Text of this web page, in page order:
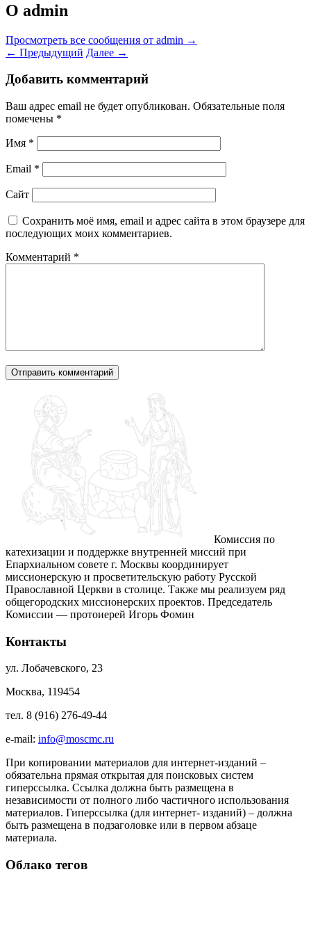
О admin
Просмотреть все сообщения от admin →
← Предыдущий Далее →
Добавить комментарий
Ваш адрес email не будет опубликован. Обязательные поля
помечены *
Имя *
Email *
Сайт
Сохранить моё имя, email и адрес сайта в этом браузере для
последующих моих комментариев.
Комментарий *
Комиссия по
катехизации и поддержке внутренней миссий при
Епархиальном совете г. Москвы координирует
миссионерскую и просветительскую работу Русской
Православной Церкви в столице. Также мы реализуем ряд
общегородских миссионерских проектов. Председатель
Комиссии — протоиерей Игорь Фомин
Контакты
ул. Лобачевского, 23
Москва, 119454
тел. 8 (916) 276-49-44
e-mail: info@moscmc.ru
При копировании материалов для интернет-изданий –
обязательна прямая открытая для поисковых систем
гиперссылка. Ссылка должна быть размещена в
независимости от полного либо частичного использования
материалов. Гиперссылка (для интернет- изданий) – должна
быть размещена в подзаголовке или в первом абзаце
материала.
Облако тегов